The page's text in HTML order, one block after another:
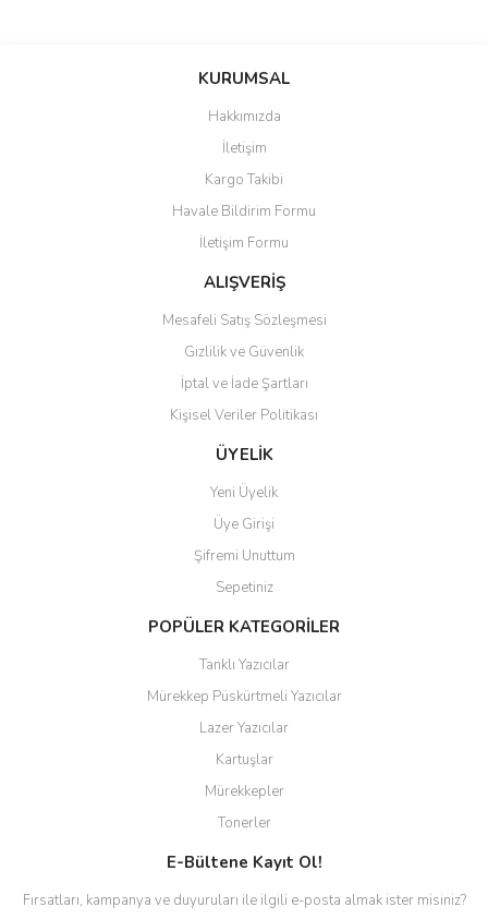
Bu ürüne ilk yorumu siz yapın!
Yorum Yaz
Ürün resmi kalitesiz, bozuk veya görüntülenemiyor.
Ürün açıklamasında eksik bilgiler bulunuyor.
Ürün bilgilerinde hatalar bulunuyor.
Ürün fiyatı diğer sitelerden daha pahalı.
Bu ürüne benzer farklı alternatifler olmalı.
Gönder
KURUMSAL
Hakkımızda
İletişim
Kargo Takibi
Havale Bildirim Formu
İletişim Formu
ALIŞVERİŞ
Mesafeli Satış Sözleşmesi
Gizlilik ve Güvenlik
İptal ve İade Şartları
Kişisel Veriler Politikası
ÜYELİK
Yeni Üyelik
Üye Girişi
Şifremi Unuttum
Sepetiniz
POPÜLER KATEGORİLER
Tanklı Yazıcılar
Mürekkep Püskürtmeli Yazıcılar
Lazer Yazıcılar
Kartuşlar
Mürekkepler
Tonerler
E-Bültene Kayıt Ol!
Fırsatları, kampanya ve duyuruları ile ilgili e-posta almak ister misiniz?